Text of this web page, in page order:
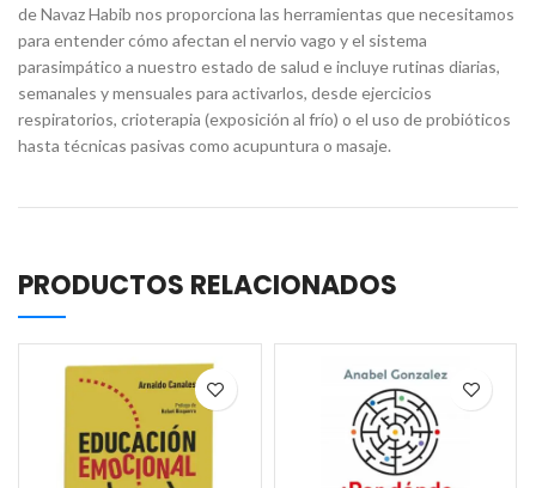
de Navaz Habib nos proporciona las herramientas que necesitamos
para entender cómo afectan el nervio vago y el sistema
parasimpático a nuestro estado de salud e incluye rutinas diarias,
semanales y mensuales para activarlos, desde ejercicios
respiratorios, crioterapia (exposición al frío) o el uso de probióticos
hasta técnicas pasivas como acupuntura o masaje.
PRODUCTOS RELACIONADOS